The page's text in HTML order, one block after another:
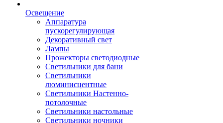
Освещение
Аппаратура
пускорегулирующая
Декоративный свет
Лампы
Прожекторы светодиодные
Светильники для бани
Светильники
люминисцентные
Светильники Настенно-
потолочные
Светильники настольные
Светильники ночники